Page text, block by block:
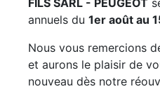
annuels du 1er août au
Nous vous remercions
et aurons le plaisir de
nouveau dès notre